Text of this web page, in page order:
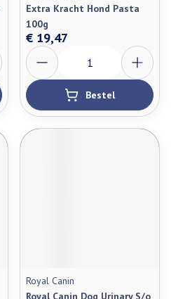
Extra Kracht Hond Pasta
100g
€ 19,47
Aantal
Bestel
Royal Canin
Royal Canin Dog Urinary S/o